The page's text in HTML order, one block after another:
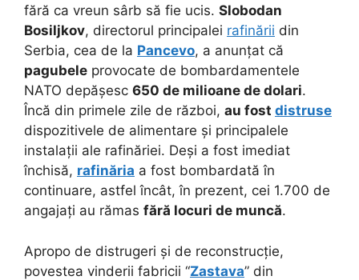
fără ca vreun sârb să fie ucis. Slobodan
Bosiljkov, directorul principalei rafinării din
Serbia, cea de la Pancevo, a anunțat că
pagubele provocate de bombardamentele
NATO depășesc 650 de milioane de dolari.
Încă din primele zile de război, au fost distruse
dispozitivele de alimentare și principalele
instalații ale rafinăriei. Deși a fost imediat
închisă, rafinăria a fost bombardată în
continuare, astfel încât, în prezent, cei 1.700 de
angajați au rămas fără locuri de muncă.
Apropo de distrugeri și de reconstrucție,
povestea vinderii fabricii “Zastava” din